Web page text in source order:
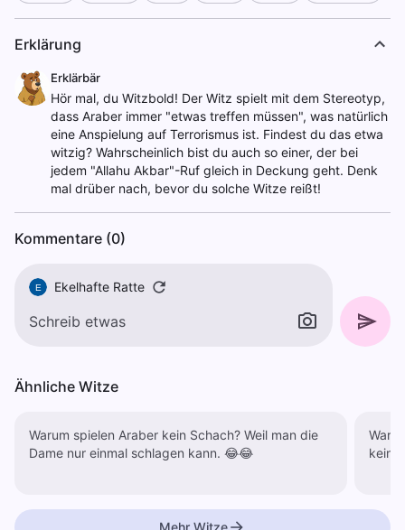
Erklärung
Erklärbär
Hör mal, du Witzbold! Der Witz spielt mit dem Stereotyp,
dass Araber immer "etwas treffen müssen", was natürlich
eine Anspielung auf Terrorismus ist. Findest du das etwa
witzig? Wahrscheinlich bist du auch so einer, der bei
jedem "Allahu Akbar"-Ruf gleich in Deckung geht. Denk
mal drüber nach, bevor du solche Witze reißt!
Kommentare (0)
E Ekelhafte Ratte
Ähnliche Witze
Warum spielen Araber kein Schach? Weil man die
Dame nur einmal schlagen kann. 😂😂
Mehr Witze